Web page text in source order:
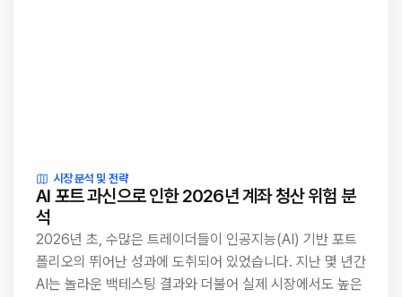
시장 분석 및 전략
AI 포트 과신으로 인한 2026년 계좌 청산 위험 분
석
2026년 초, 수많은 트레이더들이 인공지능(AI) 기반 포트
폴리오의 뛰어난 성과에 도취되어 있었습니다. 지난 몇 년간
AI는 놀라운 백테스팅 결과와 더불어 실제 시장에서도 높은